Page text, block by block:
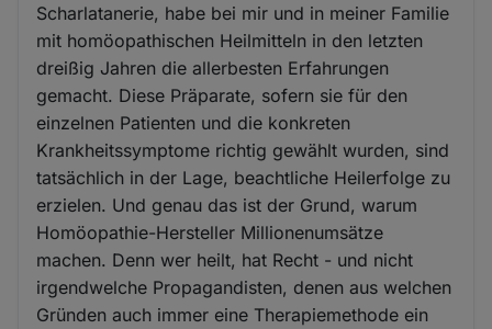
Scharlatanerie, habe bei mir und in meiner Familie
mit homöopathischen Heilmitteln in den letzten
dreißig Jahren die allerbesten Erfahrungen
gemacht. Diese Präparate, sofern sie für den
einzelnen Patienten und die konkreten
Krankheitssymptome richtig gewählt wurden, sind
tatsächlich in der Lage, beachtliche Heilerfolge zu
erzielen. Und genau das ist der Grund, warum
Homöopathie-Hersteller Millionenumsätze
machen. Denn wer heilt, hat Recht - und nicht
irgendwelche Propagandisten, denen aus welchen
Gründen auch immer eine Therapiemethode ein